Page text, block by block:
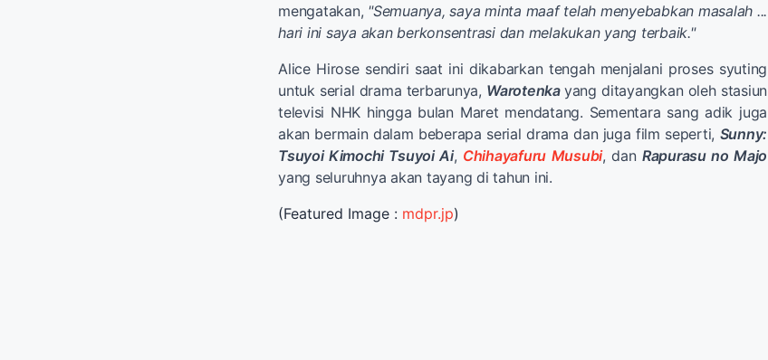
mengatakan, "Semuanya, saya minta maaf telah menyebabkan masalah ...
hari ini saya akan berkonsentrasi dan melakukan yang terbaik."
Alice Hirose sendiri saat ini dikabarkan tengah menjalani proses syuting
untuk serial drama terbarunya, Warotenka yang ditayangkan oleh stasiun
televisi NHK hingga bulan Maret mendatang. Sementara sang adik juga
akan bermain dalam beberapa serial drama dan juga film seperti, Sunny:
Tsuyoi Kimochi Tsuyoi Ai, Chihayafuru Musubi, dan Rapurasu no Majo
yang seluruhnya akan tayang di tahun ini.
(Featured Image : mdpr.jp)